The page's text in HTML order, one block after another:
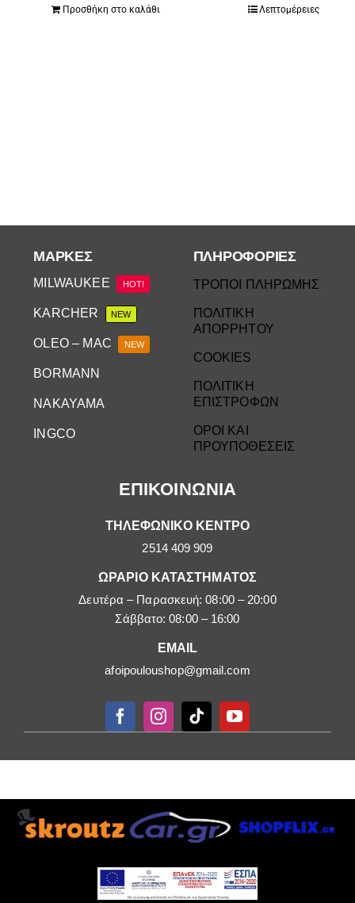
Προσθήκη στο καλάθι Λεπτομέρειες
ΕΠΙΚΟΙΝΩΝΙΑ
ΤΗΛΕΦΩΝΙΚΟ ΚΕΝΤΡΟ
2514 409 909
ΩΡΑΡΙΟ ΚΑΤΑΣΤΗΜΑΤΟΣ
Δευτέρα – Παρασκευή: 08:00 – 20:00
Σάββατο: 08:00 – 16:00
EMAIL
afoipouloushop@gmail.com
ΜΆΡΚΕΣ
MILWAUKEE HOT!
KARCHER NEW
OLEO – MAC NEW
BORMANN
NAKAYAMA
INGCO
ΠΛΗΡΟΦΟΡΙΕΣ
ΤΡΟΠΟΙ ΠΛΗΡΩΜΗΣ
ΠΟΛΙΤΙΚΗ
ΑΠΟΡΡΗΤΟΥ
COOKIES
ΠΟΛΙΤΙΚΗ
ΕΠΙΣΤΡΟΦΩΝ
ΟΡΟΙ ΚΑΙ
ΠΡΟΥΠΟΘΕΣΕΙΣ